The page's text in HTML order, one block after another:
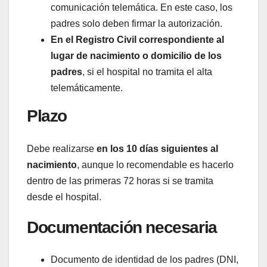
comunicación telemática. En este caso, los
padres solo deben firmar la autorización.
En el Registro Civil correspondiente al
lugar de nacimiento o domicilio de los
padres, si el hospital no tramita el alta
telemáticamente.
Plazo
Debe realizarse en los 10 días siguientes al
nacimiento, aunque lo recomendable es hacerlo
dentro de las primeras 72 horas si se tramita
desde el hospital.
Documentación necesaria
Documento de identidad de los padres (DNI,